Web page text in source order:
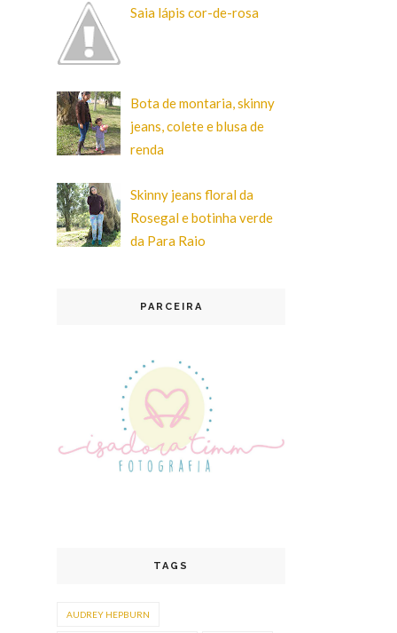
Saia lápis cor-de-rosa
Bota de montaria, skinny
jeans, colete e blusa de
renda
Skinny jeans floral da
Rosegal e botinha verde
da Para Raio
PARCEIRA
TAGS
AUDREY HEPBURN